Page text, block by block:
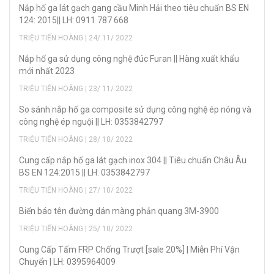
Nắp hố ga lát gạch gang cầu Minh Hải theo tiêu chuẩn BS EN
124: 2015|| LH: 0911 787 668
TRIỆU TIẾN HOÀNG | 24/ 11/ 2022
Nắp hố ga sử dụng công nghệ đúc Furan || Hàng xuất khẩu
mới nhất 2023
TRIỆU TIẾN HOÀNG | 23/ 11/ 2022
So sánh nắp hố ga composite sử dụng công nghệ ép nóng và
công nghệ ép nguội || LH: 0353842797
TRIỆU TIẾN HOÀNG | 28/ 10/ 2022
Cung cấp nắp hố ga lát gạch inox 304 || Tiêu chuẩn Châu Âu
BS EN 124:2015 || LH: 0353842797
TRIỆU TIẾN HOÀNG | 27/ 10/ 2022
Biển báo tên đường dán màng phản quang 3M-3900
TRIỆU TIẾN HOÀNG | 25/ 10/ 2022
Cung Cấp Tấm FRP Chống Trượt [sale 20%] | Miễn Phí Vận
Chuyển | LH: 0395964009